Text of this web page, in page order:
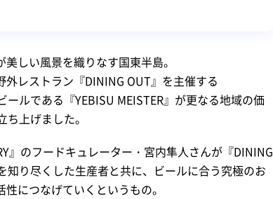
しい風景を織りなす国東半島。
レストラン『DINING OUT』を主催する
ールである『YEBISU MEISTER』が更なる地域の価
上げました。
』のフードキュレーター・宮内隼人さんが『DINING
り尽くした生産者と共に、ビールに合う究極のお
につなげていくというもの。